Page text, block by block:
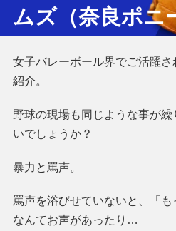
ムズ（奈良ポニ
女子バレーボール界でご活躍
紹介。
野球の現場も同じような事が
いでしょうか？
暴力と罵声。
罵声を浴びせていないと、「も
なんてお声があったり…